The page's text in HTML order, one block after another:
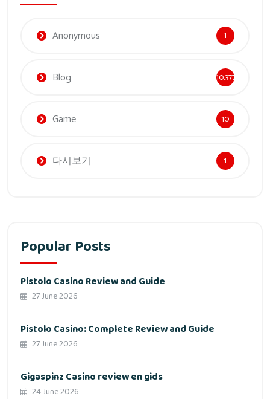
Anonymous 1
Blog 10,377
Game 10
다시보기 1
Popular Posts
Pistolo Casino Review and Guide
27 June 2026
Pistolo Casino: Complete Review and Guide
27 June 2026
Gigaspinz Casino review en gids
24 June 2026